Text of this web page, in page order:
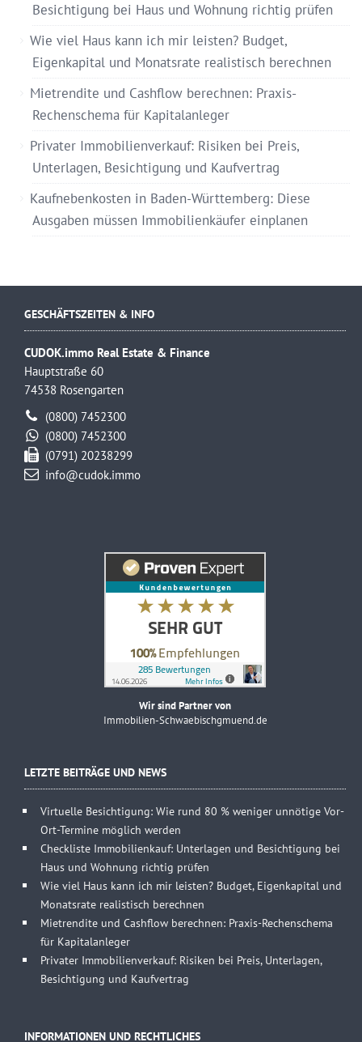
Besichtigung bei Haus und Wohnung richtig prüfen
Wie viel Haus kann ich mir leisten? Budget,
Eigenkapital und Monatsrate realistisch berechnen
Mietrendite und Cashflow berechnen: Praxis-
Rechenschema für Kapitalanleger
Privater Immobilienverkauf: Risiken bei Preis,
Unterlagen, Besichtigung und Kaufvertrag
Kaufnebenkosten in Baden-Württemberg: Diese
Ausgaben müssen Immobilienkäufer einplanen
GESCHÄFTSZEITEN & INFO
CUDOK.immo Real Estate & Finance
Hauptstraße 60
74538 Rosengarten
(0800) 7452300
(0800) 7452300
(0791) 20238299
info@cudok.immo
Wir sind Partner von
Immobilien-Schwaebischgmuend.de
LETZTE BEITRÄGE UND NEWS
Virtuelle Besichtigung: Wie rund 80 % weniger unnötige Vor-
Ort-Termine möglich werden
Checkliste Immobilienkauf: Unterlagen und Besichtigung bei
Haus und Wohnung richtig prüfen
Wie viel Haus kann ich mir leisten? Budget, Eigenkapital und
Monatsrate realistisch berechnen
Mietrendite und Cashflow berechnen: Praxis-Rechenschema
für Kapitalanleger
Privater Immobilienverkauf: Risiken bei Preis, Unterlagen,
Besichtigung und Kaufvertrag
INFORMATIONEN UND RECHTLICHES